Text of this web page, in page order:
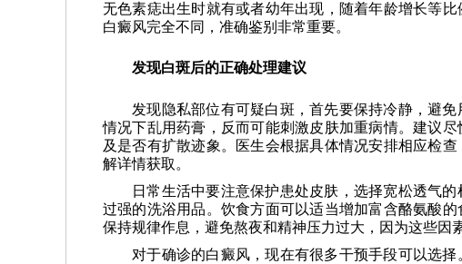
无色素痣出生时就有或者幼年出现，随着年龄增长等
白癜风完全不同，准确鉴别非常重要。
发现白斑后的正确处理建议
发现隐私部位有可疑白斑，首先要保持冷静，避
情况下乱用药膏，反而可能刺激皮肤加重病情。建议
及是否有扩散迹象。医生会根据具体情况安排相应检
解详情获取。
日常生活中要注意保护患处皮肤，选择宽松透气
过强的洗浴用品。饮食方面可以适当增加富含酪氨酸
保持规律作息，避免熬夜和精神压力过大，因为这些因
对于确诊的白癜风，现在有很多干预手段可以选